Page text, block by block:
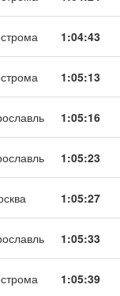
1:04:43
1:05:13
1:05:16
1:05:23
1:05:27
1:05:33
1:05:39